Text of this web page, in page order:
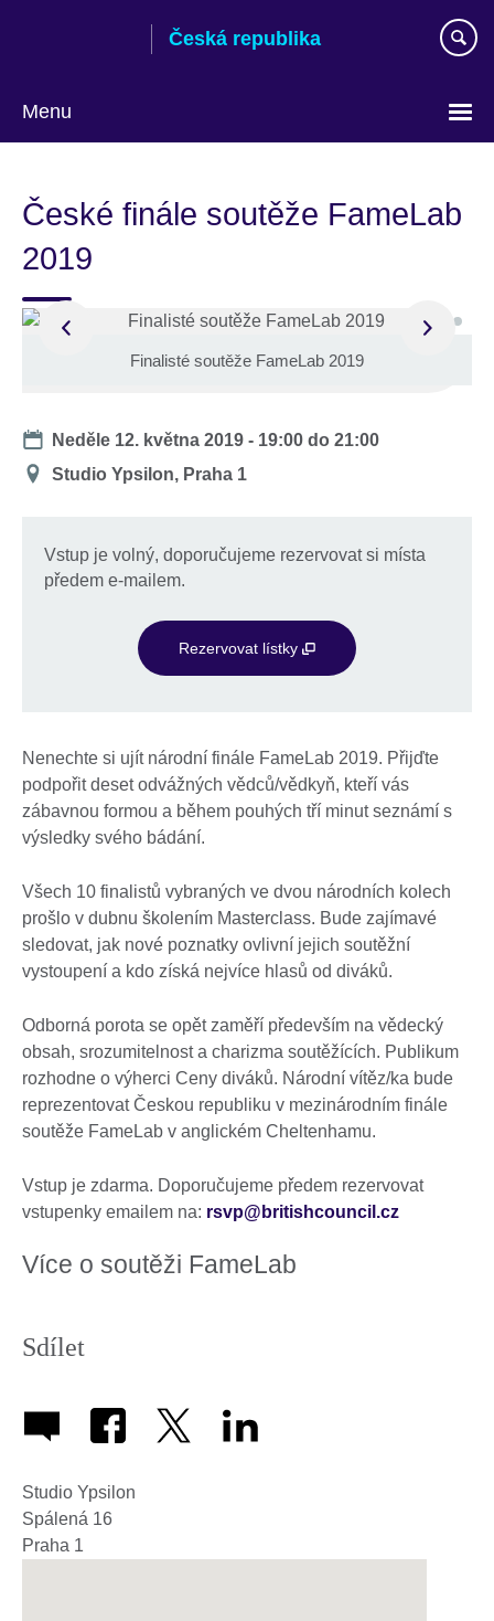
Česká republika
Menu
jazyk
České finále soutěže FameLab
2019
Finalisté soutěže FameLab 2019
Date
Neděle 12. května 2019 - 19:00 do21:00
Místo
Studio Ypsilon, Praha 1
Vstup je volný, doporučujeme rezervovat si místa
předem e-mailem.
Rezervovat lístky
Nenechte si ujít národní finále FameLab 2019. Přijďte
podpořit deset odvážných vědců/vědkyň, kteří vás
zábavnou formou a během pouhých tří minut seznámí s
výsledky svého bádání.
Všech 10 finalistů vybraných ve dvou národních kolech
prošlo v dubnu školením Masterclass. Bude zajímavé
sledovat, jak nové poznatky ovlivní jejich soutěžní
vystoupení a kdo získá nejvíce hlasů od diváků.
Odborná porota se opět zaměří především na vědecký
obsah, srozumitelnost a charizma soutěžících. Publikum
rozhodne o výherci Ceny diváků. Národní vítěz/ka bude
reprezentovat Českou republiku v mezinárodním finále
soutěže FameLab v anglickém Cheltenhamu.
Vstup je zdarma. Doporučujeme předem rezervovat
vstupenky emailem na: rsvp@britishcouncil.cz
Více o soutěži FameLab
Sdílet
Studio Ypsilon
Spálená 16
Praha 1